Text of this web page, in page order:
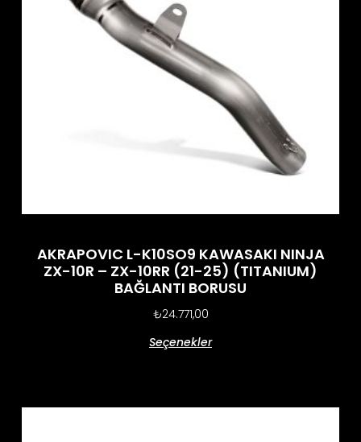
AKRAPOVIC L-K10SO9 KAWASAKI NINJA
ZX-10R – ZX-10RR (21-25) (TITANIUM)
BAĞLANTI BORUSU
₺24.771,00
Seçenekler